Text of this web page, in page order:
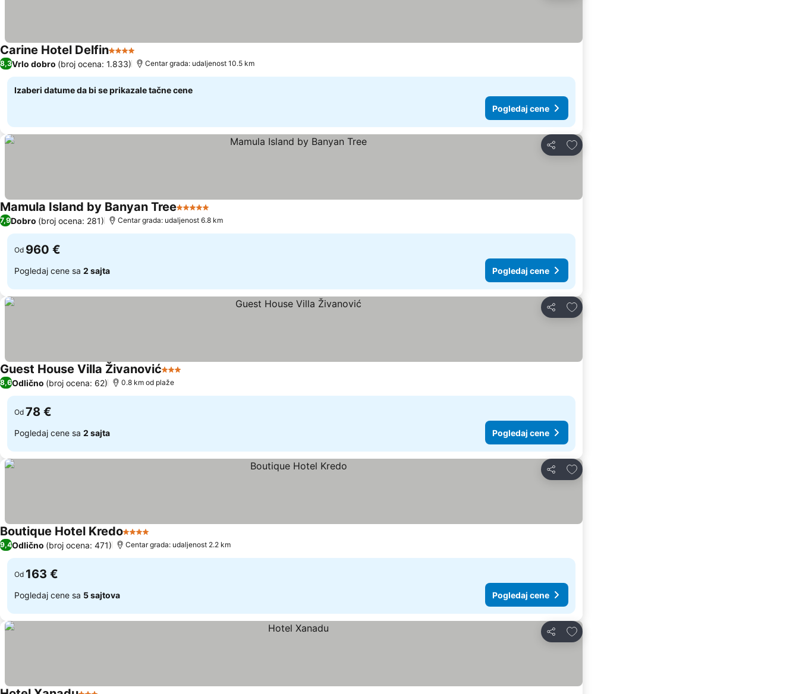
Carine Hotel Delfin4 Zvezdice
8,3Vrlo dobro (broj ocena: 1.833) Centar grada: udaljenost 10.5 km
Izaberi datume da bi se prikazale tačne cene
Pogledaj cene
Deli
Dodati u favorite
Mamula Island by Banyan Tree5 Zvezdice
7,9Dobro (broj ocena: 281) Centar grada: udaljenost 6.8 km
Od 960 €
Pogledaj cene sa 2 sajta Pogledaj cene
Deli
Dodati u favorite
Guest House Villa Živanović3 Zvezdice
8,6Odlično (broj ocena: 62) 0.8 km od plaže
Od 78 €
Pogledaj cene sa 2 sajta Pogledaj cene
Deli
Dodati u favorite
Boutique Hotel Kredo4 Zvezdice
9,4Odlično (broj ocena: 471) Centar grada: udaljenost 2.2 km
Od 163 €
Pogledaj cene sa 5 sajtova Pogledaj cene
Deli
Dodati u favorite